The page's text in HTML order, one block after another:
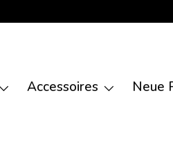
Accessoires Neue